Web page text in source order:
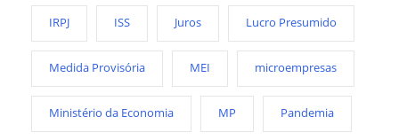
IRPJ ISS Juros Lucro Presumido
Medida Provisória MEI microempresas
Ministério da Economia MP Pandemia